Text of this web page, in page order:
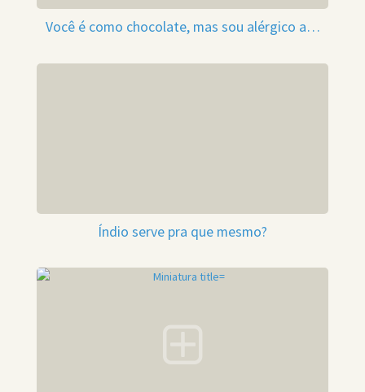
Você é como chocolate, mas sou alérgico a…
Índio serve pra que mesmo?